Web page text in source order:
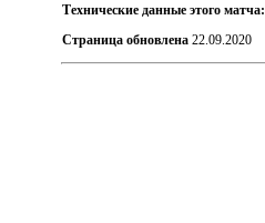
Технические данные этого матча:
Страница обновлена 22.09.2020